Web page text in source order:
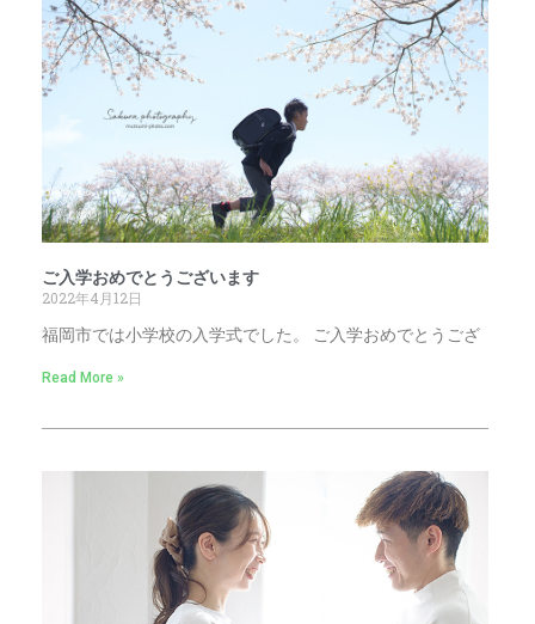
ご入学おめでとうございます
2022年4月12日
福岡市では小学校の入学式でした。 ご入学おめでとうござ
Read More »